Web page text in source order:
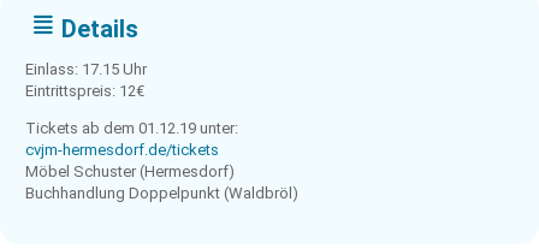
Details
Einlass: 17.15 Uhr
Eintrittspreis: 12€
Tickets ab dem 01.12.19 unter:
cvjm-hermesdorf.de/tickets
Möbel Schuster (Hermesdorf)
Buchhandlung Doppelpunkt (Waldbröl)